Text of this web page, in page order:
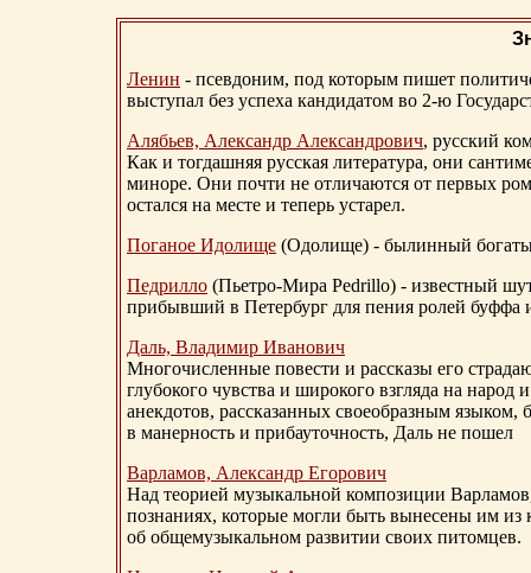
Ленин - псевдоним, под которым пишет
выступал без успеха кандидатом во 2-ю
Алябьев, Александр Александрович, русский
Как и тогдашняя русская литература, они
миноре. Они почти не отличаются от первых
остался на месте и теперь устарел.
Поганое Идолище (Одолище) - былинный
Педрилло (Пьетро-Мира Pedrillo) - известный
прибывший в Петербург для пения ролей буффа
Даль, Владимир Иванович
Многочисленные повести и рассказы его
глубокого чувства и широкого взгляда на
анекдотов, рассказанных своеобразным
в манерность и прибауточность, Даль не пошел
Варламов, Александр Егорович
Над теорией музыкальной композиции
познаниях, которые могли быть вынесены им из
об общемузыкальном развитии своих питомцев.